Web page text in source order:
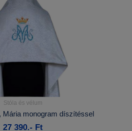
Kosárba
Stóla és vélum
Mária monogram díszítéssel
27 390.- Ft